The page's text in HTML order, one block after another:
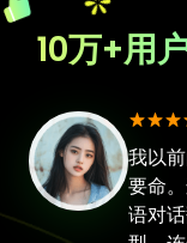
10万+用
我以
要命
语对